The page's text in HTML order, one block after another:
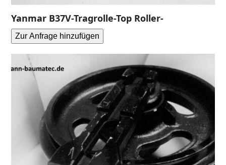
Yanmar B37V-Tragrolle-Top Roller-
Zur Anfrage hinzufügen